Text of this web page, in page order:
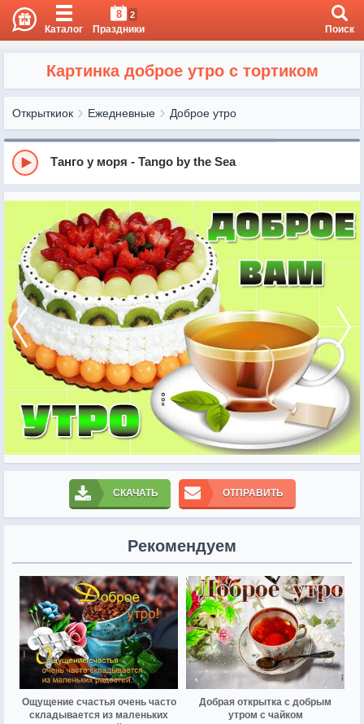
Каталог
8 2
Праздники Поиск
Картинка доброе утро с тортиком
Открыткиок Ежедневные Доброе утро
Танго у моря - Tango by the Sea
СКАЧАТЬ ОТПРАВИТЬ
Рекомендуем
Ощущение счастья очень часто
складывается из маленьких
Добрая открытка с добрым
утром с чайком